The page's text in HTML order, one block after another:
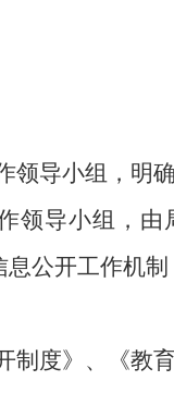
导小组，明
领导小组，
公开工作机制
度》、《教